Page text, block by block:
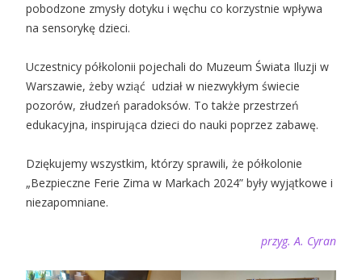
pobodzone zmysły dotyku i węchu co korzystnie wpływa
na sensorykę dzieci.
Uczestnicy półkolonii pojechali do Muzeum Świata Iluzji w
Warszawie, żeby wziąć udział w niezwykłym świecie
pozorów, złudzeń paradoksów. To także przestrzeń
edukacyjna, inspirująca dzieci do nauki poprzez zabawę.
Dziękujemy wszystkim, którzy sprawili, że półkolonie
„Bezpieczne Ferie Zima w Markach 2024” były wyjątkowe i
niezapomniane.
przyg. A. Cyran